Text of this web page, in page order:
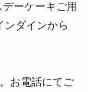
ーケーキご用
ンダインから
お電話にてご